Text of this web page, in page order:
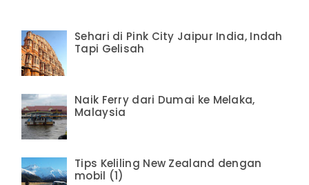
Sehari di Pink City Jaipur India, Indah
Tapi Gelisah
Naik Ferry dari Dumai ke Melaka,
Malaysia
Tips Keliling New Zealand dengan
mobil (1)